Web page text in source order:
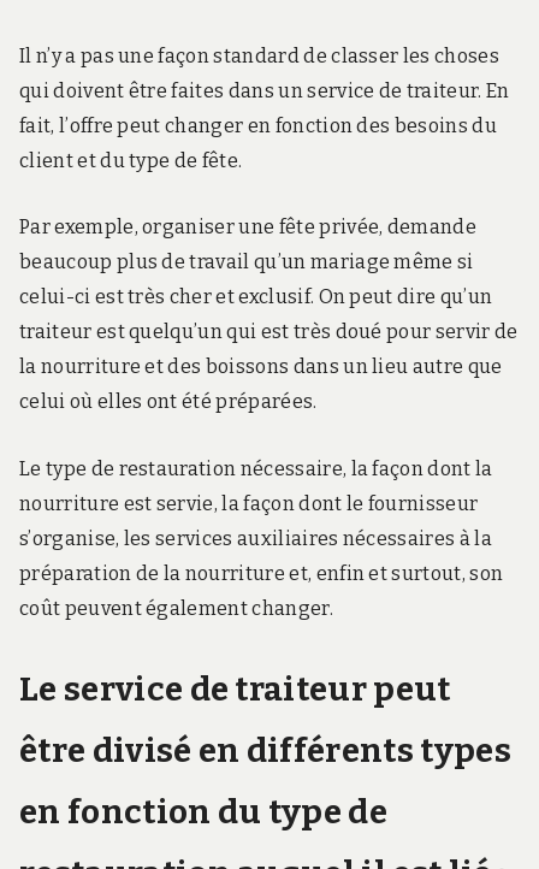
Il n’y a pas une façon standard de classer les choses
qui doivent être faites dans un service de traiteur. En
fait, l’offre peut changer en fonction des besoins du
client et du type de fête.
Par exemple, organiser une fête privée, demande
beaucoup plus de travail qu’un mariage même si
celui-ci est très cher et exclusif. On peut dire qu’un
traiteur est quelqu’un qui est très doué pour servir de
la nourriture et des boissons dans un lieu autre que
celui où elles ont été préparées.
Le type de restauration nécessaire, la façon dont la
nourriture est servie, la façon dont le fournisseur
s’organise, les services auxiliaires nécessaires à la
préparation de la nourriture et, enfin et surtout, son
coût peuvent également changer.
Le service de traiteur peut
être divisé en différents types
en fonction du type de